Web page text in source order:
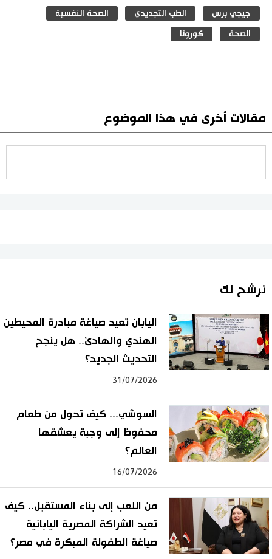
جيجي برس الطب التجديدي الصحة النفسية
الصحة كورونا
مقالات أخرى في هذا الموضوع
نرشح لك
اليابان تعيد صياغة مبادرة المحيطين
الهندي والهادئ.. هل ينجح
التحديث الجديد؟
31/07/2026
السوشي... كيف تحول من طعام
محفوظ إلى وجبة يعشقها
العالم؟
16/07/2026
من اللعب إلى بناء المستقبل.. كيف
تعيد الشراكة المصرية اليابانية
صياغة الطفولة المبكرة في مصر؟